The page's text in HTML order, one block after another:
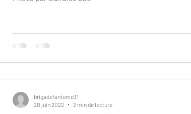
brigadefantome31
20 juin 2022
2 min de lecture